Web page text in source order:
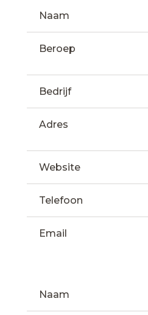
Naam
Beroep
Bedrijf
Adres
Website
Telefoon
Email
Naam